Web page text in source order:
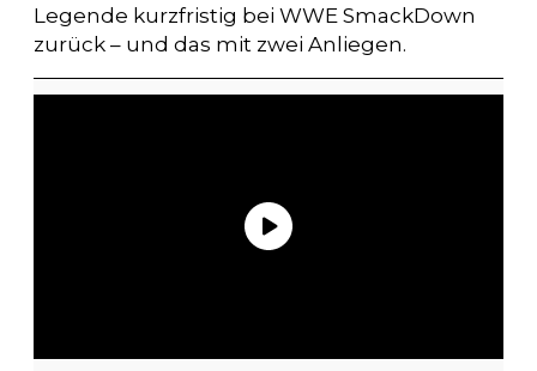
Legende kurzfristig bei WWE SmackDown
zurück – und das mit zwei Anliegen.